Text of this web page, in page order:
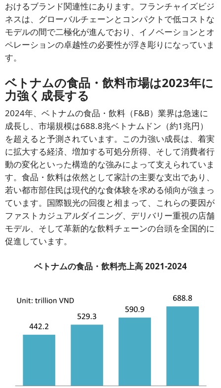
おけるブランド関連性にあります。フランチャイズビジ
ネスは、グローバルチェーンとコンパクトで低コストな
モデルの間で二極化が進んでおり、イノベーションとオ
ペレーションの卓越性の必要性が浮き彫りになっていま
す。
ベトナムの食品・飲料市場は2023年に
力強く成長する
2024年、ベトナムの食品・飲料（F&B）業界は急速に
成長し、市場規模は688.8兆ベトナムドン（約1兆円）
を超えると予測されています。この力強い成長は、着実
に拡大する経済、増加する可処分所得、そして消費者行
動の変化といった構造的な強みによって支えられていま
す。食品・飲料は依然として家計の主要な支出であり、
若い都市部住民は現代的な食体験を求める傾向が強まっ
ています。国際観光の回復と相まって、これらの要因が
ファストカジュアルダイニング、デリバリー重視の店舗
モデル、そして革新的な飲料チェーンの台頭を全国的に
促進しています。
ベトナムの食品・飲料売上高 2021-2024